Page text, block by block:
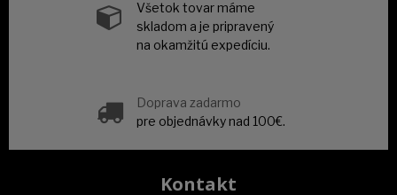
Všetok tovar máme
skladom a je pripravený
na okamžitú expedíciu.
Doprava zadarmo
pre objednávky nad 100€.
Kontakt